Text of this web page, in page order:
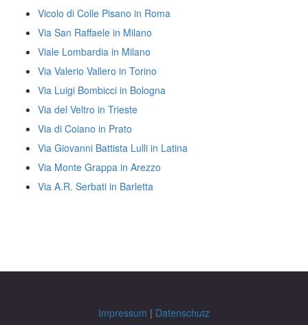
Vicolo di Colle Pisano in Roma
Via San Raffaele in Milano
Viale Lombardia in Milano
Via Valerio Vallero in Torino
Via Luigi Bombicci in Bologna
Via del Veltro in Trieste
Via di Coiano in Prato
Via Giovanni Battista Lulli in Latina
Via Monte Grappa in Arezzo
Via A.R. Serbati in Barletta
Impressum | Datenschutz